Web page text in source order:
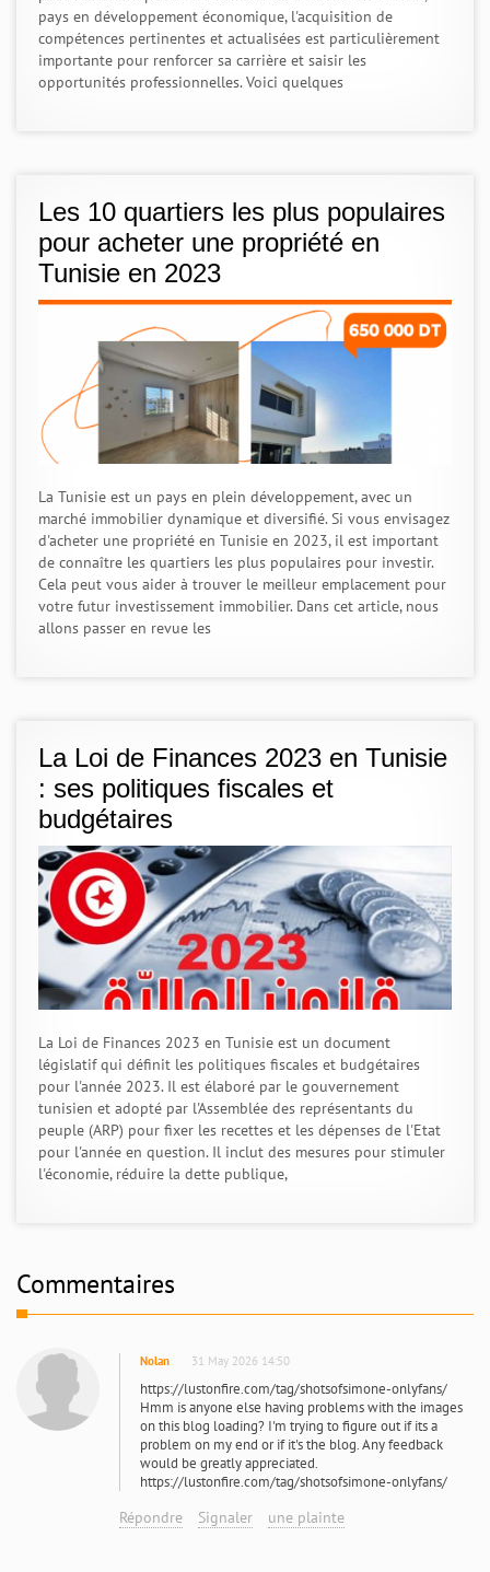
pays en développement économique, l'acquisition de
compétences pertinentes et actualisées est particulièrement
importante pour renforcer sa carrière et saisir les
opportunités professionnelles. Voici quelques
Les 10 quartiers les plus populaires
pour acheter une propriété en
Tunisie en 2023
La Tunisie est un pays en plein développement, avec un
marché immobilier dynamique et diversifié. Si vous envisagez
d'acheter une propriété en Tunisie en 2023, il est important
de connaître les quartiers les plus populaires pour investir.
Cela peut vous aider à trouver le meilleur emplacement pour
votre futur investissement immobilier. Dans cet article, nous
allons passer en revue les
La Loi de Finances 2023 en Tunisie
: ses politiques fiscales et
budgétaires
La Loi de Finances 2023 en Tunisie est un document
législatif qui définit les politiques fiscales et budgétaires
pour l'année 2023. Il est élaboré par le gouvernement
tunisien et adopté par l'Assemblée des représentants du
peuple (ARP) pour fixer les recettes et les dépenses de l'Etat
pour l'année en question. Il inclut des mesures pour stimuler
l'économie, réduire la dette publique,
Commentaires
Nolan 31 May 2026 14:50
https://lustonfire.com/tag/shotsofsimone-onlyfans/
Hmm is anyone else having problems with the images
on this blog loading? I'm trying to figure out if its a
problem on my end or if it's the blog. Any feedback
would be greatly appreciated.
https://lustonfire.com/tag/shotsofsimone-onlyfans/
Répondre Signaler une plainte